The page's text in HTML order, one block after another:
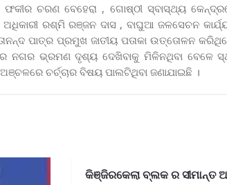
ଫକୀର ଚରଣ ବେହେରା , ଗୋଷ୍ଠୀ ସ୍ବାସ୍ଥ୍ୟ
ଅଧିକାରୀ ରଶ୍ମି ରଞ୍ଜନ ଦାସ , ବାଘୁଆ ଜଳସେଚନ
ପାତ୍ର ପ୍ରମୁଖ ଜାତୀୟ ପତାକା ଉତ୍ତୋଳନ
ନଗର ଭ୍ରମଣ ଦୃଶ୍ୟ ଦେଖିବାକୁ ମିଳିନଥିବା ବେଳେ
ଚର୍ଚ୍ଚାର ବିଷୟ ପାଲଟିଥିବା ଜଣାଯାଇଛି ।
କିଞ୍ଜିରକେଲା ବ୍ଲକ ର ସୀମାନ୍ତ